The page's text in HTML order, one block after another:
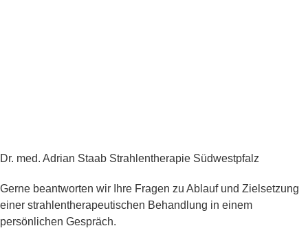
Dr. med. Adrian Staab Strahlentherapie Südwestpfalz
Gerne beantworten wir Ihre Fragen zu Ablauf und Zielsetzung
einer strahlentherapeutischen Behandlung in einem
persönlichen Gespräch.